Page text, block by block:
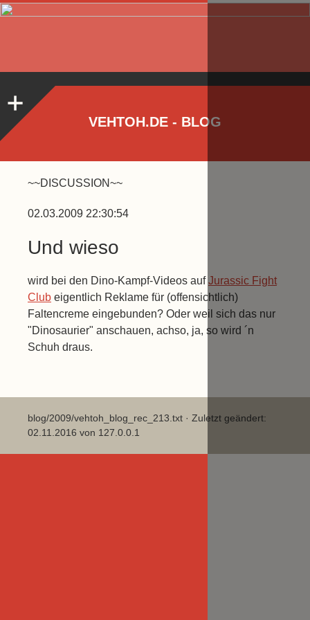
VEHTOH.DE - BLOG
~~DISCUSSION~~
02.03.2009 22:30:54
Und wieso
wird bei den Dino-Kampf-Videos aufJurassic Fight
Club eigentlich Reklame für (offensichtlich)
Faltencreme eingebunden? Oder weil sich das nur
"Dinosaurier" anschauen, achso, ja, so wird ´n
Schuh draus.
blog/2009/vehtoh_blog_rec_213.txt · Zuletzt geändert:
02.11.2016 von 127.0.0.1